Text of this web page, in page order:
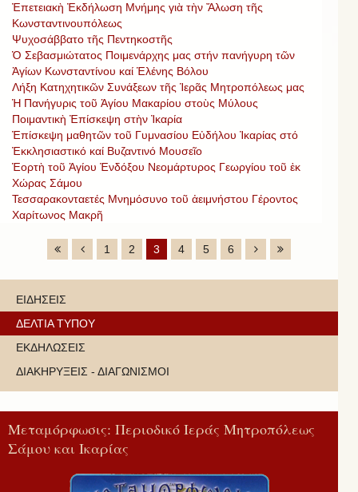
Ἐπετειακὴ Ἐκδήλωση Μνήμης γιὰ τὴν Ἄλωση τῆς
Κωνσταντινουπόλεως
Ψυχοσάββατο τῆς Πεντηκοστῆς
Ὁ Σεβασμιώτατος Ποιμενάρχης μας στήν πανήγυρη τῶν
Ἁγίων Κωνσταντίνου καί Ἑλένης Βόλου
Λήξη Κατηχητικῶν Συνάξεων τῆς Ἱερᾶς Μητροπόλεως μας
Ἡ Πανήγυρις τοῦ Ἁγίου Μακαρίου στοὺς Μύλους
Ποιμαντικὴ Ἐπίσκεψη στὴν Ἰκαρία
Ἐπίσκεψη μαθητῶν τοῦ Γυμνασίου Εὐδήλου Ἰκαρίας στό
Ἐκκλησιαστικό καί Βυζαντινό Μουσεῖο
Ἑορτὴ τοῦ Ἁγίου Ἐνδόξου Νεομάρτυρος Γεωργίου τοῦ ἐκ
Χώρας Σάμου
Τεσσαρακονταετές Μνημόσυνο τοῦ ἀειμνήστου Γέροντος
Χαρίτωνος Μακρῆ
1 2 3 4 5 6
ΕΙΔΗΣΕΙΣ
ΔΕΛΤΙΑ ΤΥΠΟΥ
ΕΚΔΗΛΩΣΕΙΣ
ΔΙΑΚΗΡΥΞΕΙΣ - ΔΙΑΓΩΝΙΣΜΟΙ
Μεταμόρφωσις: Περιοδικό Ιεράς Μητροπόλεως
Σάμου και Ικαρίας